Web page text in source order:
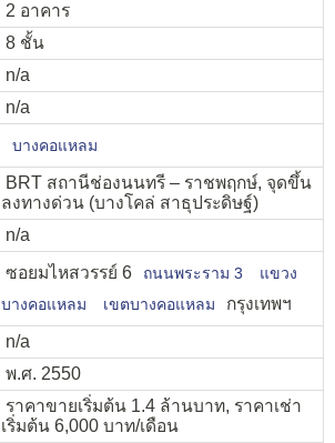
2 อาคาร
8 ชั้น
n/a
n/a
บางคอแหลม
BRT สถานีช่องนนทรี – ราชพฤกษ์, จุดขึ้น
ลงทางด่วน (บางโคล่ สาธุประดิษฐ์)
n/a
ซอยมไหสวรรย์ 6 ถนนพระราม 3
แขวง
บางคอแหลม
เขตบางคอแหลม
กรุงเทพฯ
n/a
พ.ศ. 2550
ราคาขายเริ่มต้น 1.4 ล้านบาท, ราคาเช่า
เริ่มต้น 6,000 บาท/เดือน